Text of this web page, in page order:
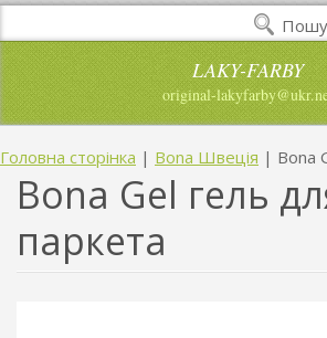
LAKY-FARBY
original-
Головна сторінка | Bona Швеція | Bona
Bona Gel гель
паркета